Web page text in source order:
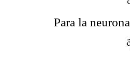
Para la neurona